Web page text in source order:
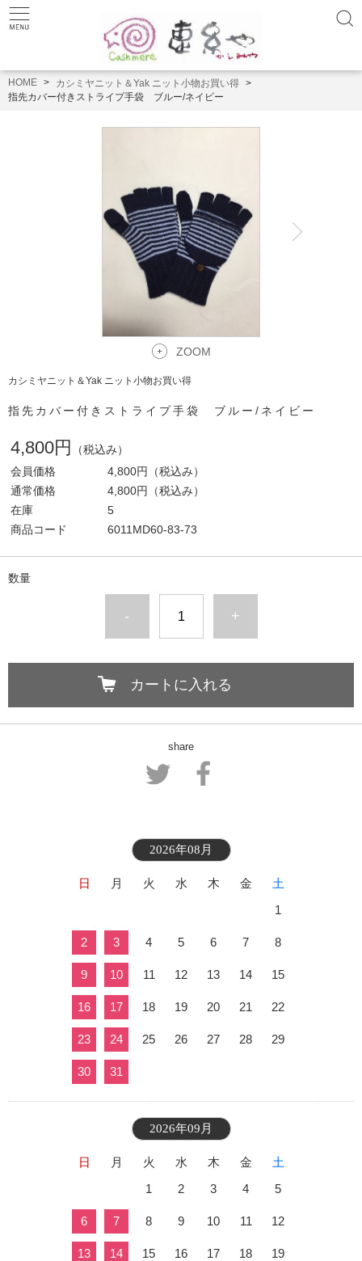
HOME
カシミヤニット＆Yak ニット小物お買い得
指先カバー付きストライプ手袋 ブルー/ネイビー
ZOOM
カシミヤニット＆Yak ニット小物お買い得
指先カバー付きストライプ手袋 ブルー/ネイビー
4,800円
（税込み）
会員価格
4,800円
（税込み）
通常価格
4,800円
（税込み）
在庫
5
商品コード
6011MD60-83-73
数量
- +
カートに入れる
share
2026年08月
日 月 火 水 木 金
土
1
2 3 4 5 6 7 8
9 10 11 12 13 14 15
16 17 18 19 20 21 22
23 24 25 26 27 28 29
30 31
2026年09月
日 月 火 水 木 金
土
1
2 3 4 5
6 7 8 9 10 11 12
13 14 15 16 17 18 19